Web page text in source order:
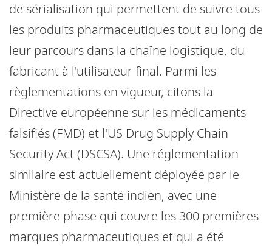
de sérialisation qui permettent de suivre tous
les produits pharmaceutiques tout au long de
leur parcours dans la chaîne logistique, du
fabricant à l'utilisateur final. Parmi les
règlementations en vigueur, citons la
Directive européenne sur les médicaments
falsifiés (FMD) et l'US Drug Supply Chain
Security Act (DSCSA). Une réglementation
similaire est actuellement déployée par le
Ministère de la santé indien, avec une
première phase qui couvre les 300 premières
marques pharmaceutiques et qui a été